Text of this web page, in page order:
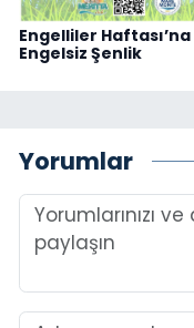
Engelliler Haftası’na
Engelsiz Şenlik
Yorumlar